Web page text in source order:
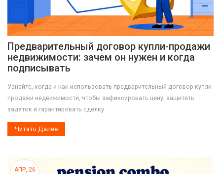
Предварительный договор купли-продажи
недвижимости: зачем он нужен и когда
подписывать
Узнайте, когда и как использовать предварительный договор купли-
продажи недвижимости, чтобы зафиксировать цену, защитить
задаток и гарантировать сделку.
Читать Далее
АПР, 26